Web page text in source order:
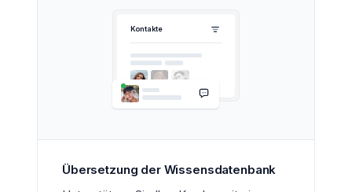
Kontakte
Übersetzung der Wissensdatenbank